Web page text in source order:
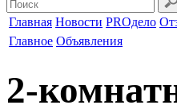
Главная Новости PROдело
Главное Объявления
2-